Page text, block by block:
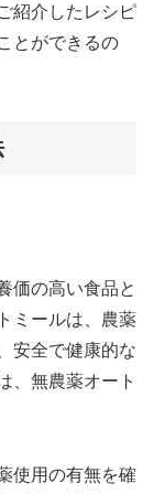
紹介したレシピ
とができるの
価の高い食品と
ミールは、農薬
安全で健康的な
、無農薬オート
使用の有無を確